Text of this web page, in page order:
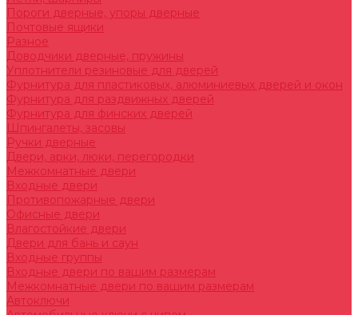
Пороги дверные, упоры дверные
Почтовые ящики
Разное
Доводчики дверные, пружины
Уплотнители резиновые для дверей
Фурнитура для пластиковых, алюминиевых дверей и окон
Фурнитура для раздвижных дверей
Фурнитура для финских дверей
Шпингалеты, засовы
Ручки дверные
Двери, арки, люки, перегородки
Межкомнатные двери
Входные двери
Противопожарные двери
Офисные двери
Влагостойкие двери
Двери для бань и саун
Входные группы
Входные двери по вашим размерам
Межкомнатные двери по вашим размерам
Автоключи